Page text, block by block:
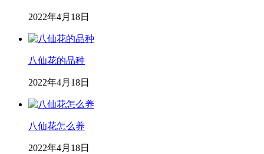
2022年4月18日
八仙花的品种
2022年4月18日
八仙花怎么养
2022年4月18日